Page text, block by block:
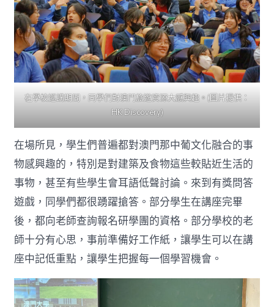
在學校巡講期間，同學們對澳門旅遊資源大感興趣。(圖片提供：
HK Discovery)
在場所見，學生們普遍都對澳門那中葡文化融合的事
物感興趣的，特別是對建築及食物這些較貼近生活的
事物，甚至有些學生會耳語低聲討論。來到有獎問答
遊戲，同學們都很踴躍搶答。部分學生在講座完畢
後，都向老師查詢報名研學團的資格。部分學校的老
師十分有心思，事前準備好工作紙，讓學生可以在講
座中記低重點，讓學生把握每一個學習機會。